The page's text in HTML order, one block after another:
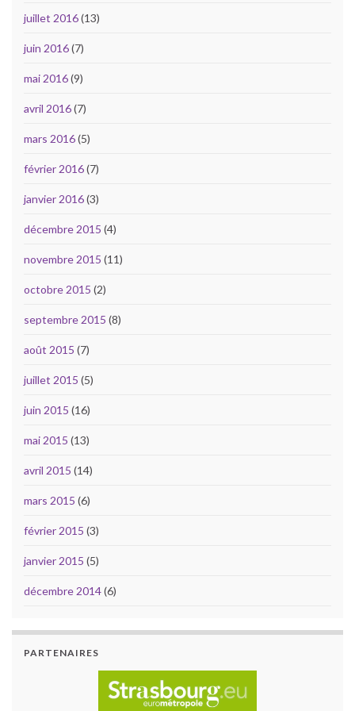
juillet 2016(13)
juin 2016(7)
mai 2016(9)
avril 2016(7)
mars 2016(5)
février 2016(7)
janvier 2016(3)
décembre 2015 (4)
novembre 2015 (11)
octobre 2015 (2)
septembre 2015 (8)
août 2015 (7)
juillet 2015 (5)
juin 2015 (16)
mai 2015 (13)
avril 2015 (14)
mars 2015 (6)
février 2015 (3)
janvier 2015 (5)
décembre 2014(6)
PARTENAIRES